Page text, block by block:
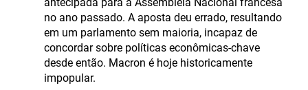
no ano passado. A aposta deu errado, resultando
em um parlamento sem maioria, incapaz de
concordar sobre políticas econômicas-chave
desde então. Macron é hoje historicamente
impopular.